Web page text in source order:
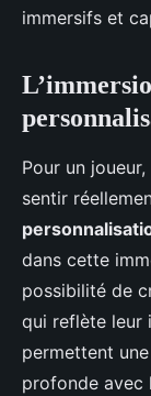
immersifs et
Pour un
sentir
dans cette
possibilité de
qui reflète leur
permettent
profonde avec